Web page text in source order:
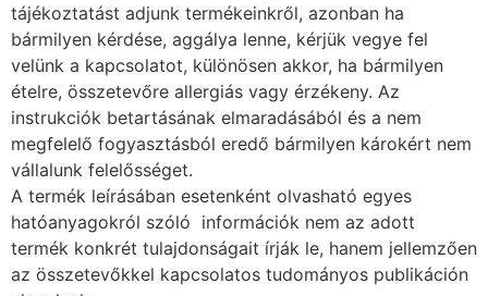
tájékoztatást adjunk termékeinkről, azonban ha
bármilyen kérdése, aggálya lenne, kérjük vegye fel
velünk a kapcsolatot, különösen akkor, ha bármilyen
ételre, összetevőre allergiás vagy érzékeny. Az
instrukciók betartásának elmaradásából és a nem
megfelelő fogyasztásból eredő bármilyen károkért nem
vállalunk felelősséget.
A termék leírásában esetenként olvasható egyes
hatóanyagokról szóló információk nem az adott
termék konkrét tulajdonságait írják le, hanem jellemzően
az összetevőkkel kapcsolatos tudományos publikáción